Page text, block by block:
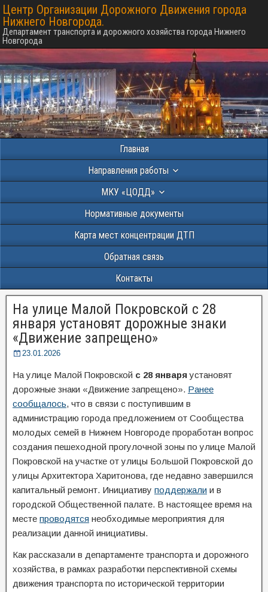
Центр Организации Дорожного Движения города
Нижнего Новгорода.
Департамент транспорта и дорожного хозяйства города Нижнего
Новгорода
Главная
Направления работы
МКУ «ЦОДД»
Нормативные документы
Карта мест концентрации ДТП
Обратная связь
Контакты
На улице Малой Покровской с 28
января установят дорожные знаки
«Движение запрещено»
23.01.2026
На улице Малой Покровской с 28 январяустановят
дорожные знаки «Движение запрещено». Ранее
сообщалось, что в связи с поступившим в
администрацию города предложением от Сообщества
молодых семей в Нижнем Новгороде проработан вопрос
создания пешеходной прогулочной зоны по улице Малой
Покровской на участке от улицы Большой Покровской до
улицы Архитектора Харитонова, где недавно завершился
капитальный ремонт. Инициативу поддержали и в
городской Общественной палате. В настоящее время на
месте проводятся необходимые мероприятия для
реализации данной инициативы.
Как рассказали в департаменте транспорта и дорожного
хозяйства, в рамках разработки перспективной схемы
движения транспорта по исторической территории